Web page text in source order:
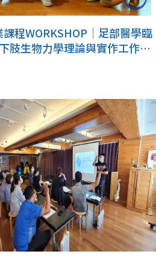
課程WORKSHOP｜足部醫學臨
肢生物力學理論與實作工作坊: